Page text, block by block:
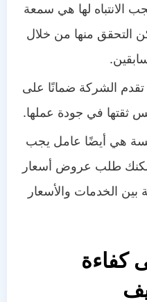
الانتباه لها هي سمعة
التحقق منها من خلال
الشركة ضمانًا على
ثقتها في جودة عملها.
هي أيضًا عامل يجب
طلب عروض أسعار
الخدمات والأسعار
كفاءة